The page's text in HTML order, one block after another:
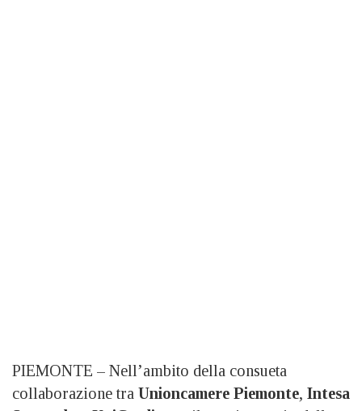
PIEMONTE – Nell’ambito della consueta
collaborazione tra Unioncamere Piemonte, Intesa